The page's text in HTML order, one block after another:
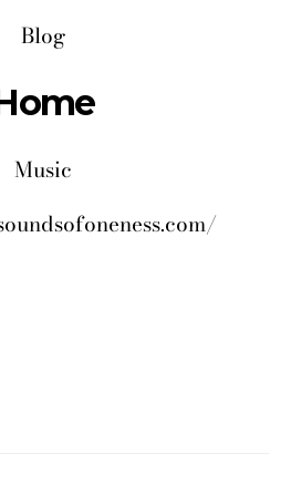
Blog
Music